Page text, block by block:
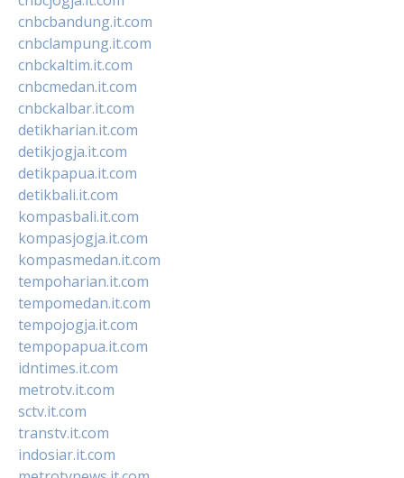
cnbcbandung.it.com
cnbclampung.it.com
cnbckaltim.it.com
cnbcmedan.it.com
cnbckalbar.it.com
detikharian.it.com
detikjogja.it.com
detikpapua.it.com
detikbali.it.com
kompasbali.it.com
kompasjogja.it.com
kompasmedan.it.com
tempoharian.it.com
tempomedan.it.com
tempojogja.it.com
tempopapua.it.com
idntimes.it.com
metrotv.it.com
sctv.it.com
transtv.it.com
indosiar.it.com